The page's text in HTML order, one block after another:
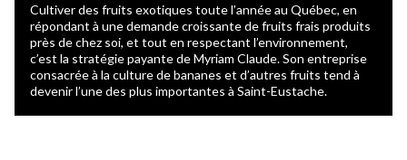
Cultiver des fruits exotiques toute l’année au Québec, en
répondant à une demande croissante de fruits frais produits
près de chez soi, et tout en respectant l’environnement,
c’est la stratégie payante de Myriam Claude. Son entreprise
consacrée à la culture de bananes et d’autres fruits tend à
devenir l’une des plus importantes à Saint-Eustache.